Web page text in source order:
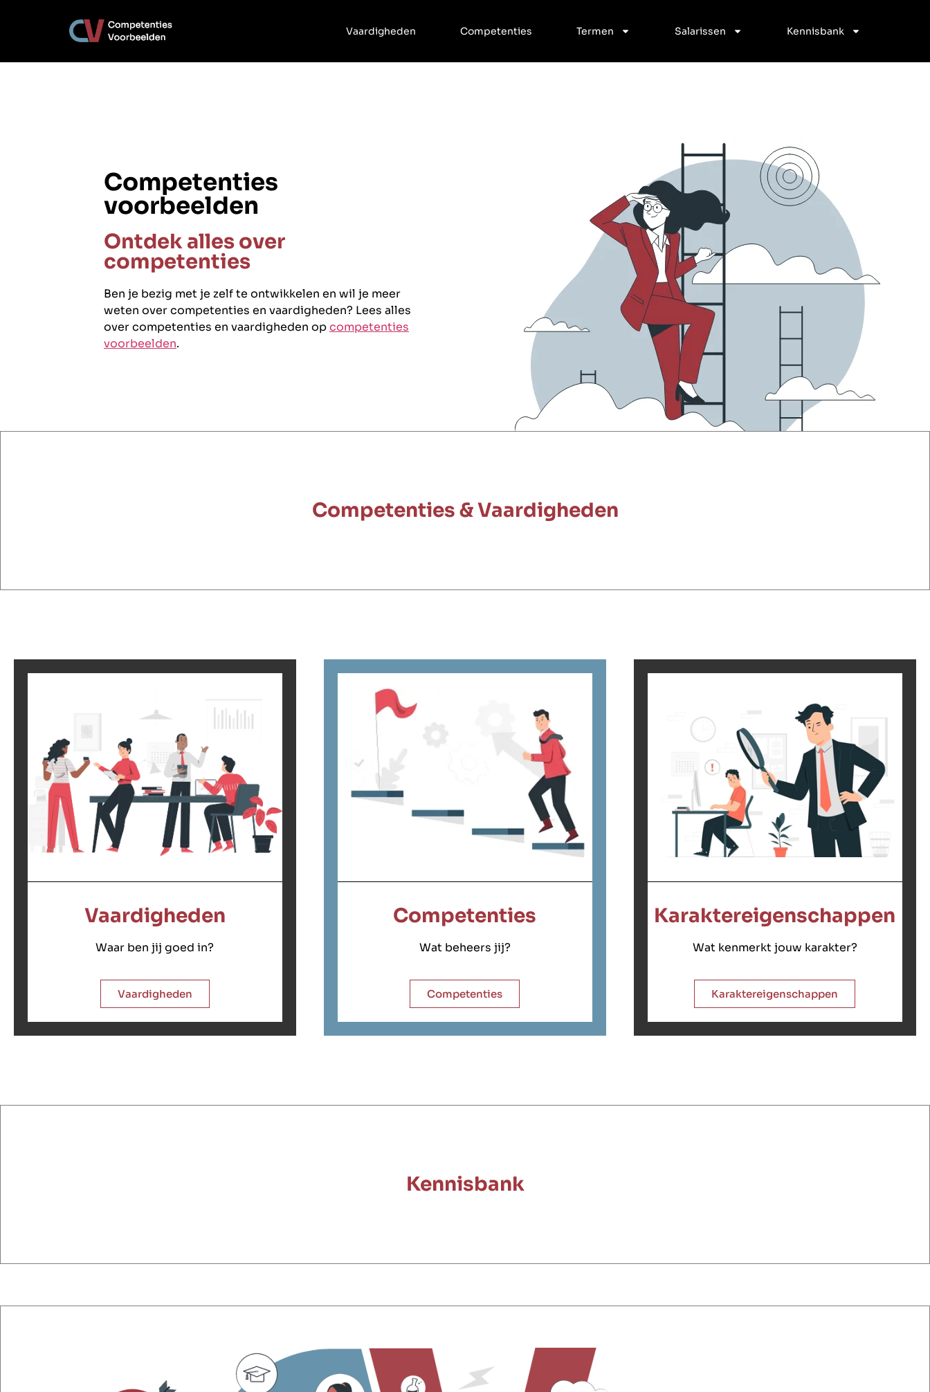
Vaardigheden Competenties Termen Salarissen Kennisbank
Competenties
voorbeelden
Ontdek alles over
competenties
Ben je bezig met je zelf te ontwikkelen en wil je meer
weten over competenties en vaardigheden? Lees alles
over competenties en vaardigheden opcompetenties
voorbeelden.
Competenties & Vaardigheden
Vaardigheden
Waar ben jij goed in?
Vaardigheden
Competenties
Wat beheers jij?
Competenties
Karaktereigenschappen
Wat kenmerkt jouw karakter?
Karaktereigenschappen
Kennisbank